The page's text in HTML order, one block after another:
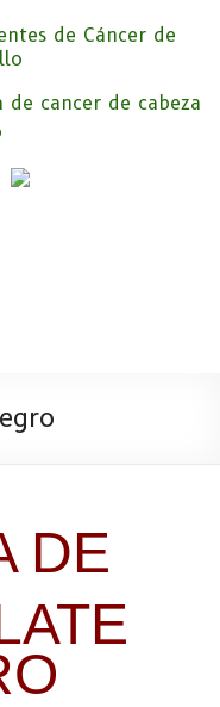
de
de Cabeza y
de Cáncer de Cabeza y
de lucro que pretendemos
DE